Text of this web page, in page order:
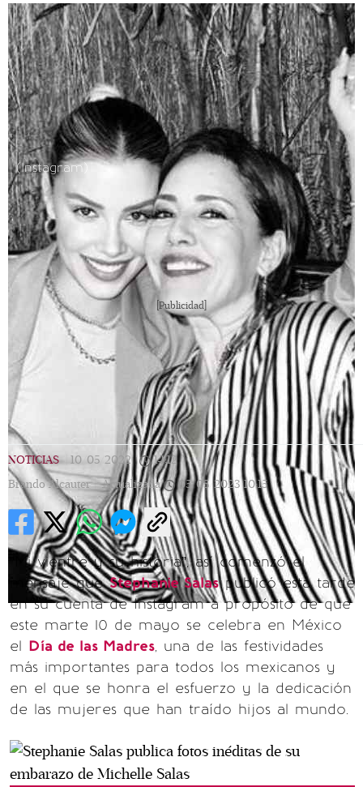
(Instagram)
[Publicidad]
NOTICIAS 10/05/2022 | 14:12 |
Brando Alcauter | Actualizada 05/05/2023 10:15
“Mi vientre y su historia”, así comenzó el
mensaje queStephanie Salaspublicó esta tarde
en su cuenta de Instagram a propósito de que
este marte 10 de mayo se celebra en México
el Día de las Madres, una de las festividades
más importantes para todos los mexicanos y
en el que se honra el esfuerzo y la dedicación
de las mujeres que han traído hijos al mundo.